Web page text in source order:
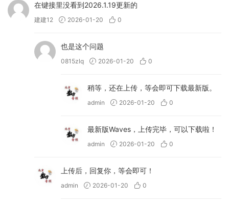
热修复更新
(https://www.waves.com/plugins/studiovers
e-instruments) 中的问题：在 StudioVerse
插件不会导致宿主 DAW 崩溃。
– 修复了 [Element]
、[Codex]
(https://www.waves.com/plugins/codex) 和
在键接里没看到2026.1.19更新的
建建12 2026-01-20 0
也是这个问题
0815zlq 2026-01-20 0
稍等，还在上传，等会即可下载最新版。
admin 2026-01-20 0
最新版Waves，上传完毕，可以下载啦！
admin 2026-01-20 0
上传后，回复你，等会即可！
admin 2026-01-20 0